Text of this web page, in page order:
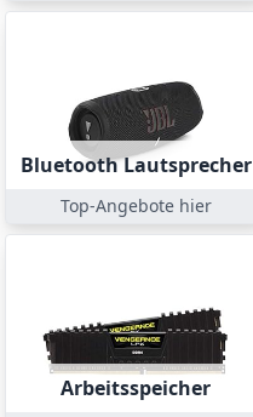
Bluetooth Lautsprecher
Top-Angebote hier
Arbeitsspeicher